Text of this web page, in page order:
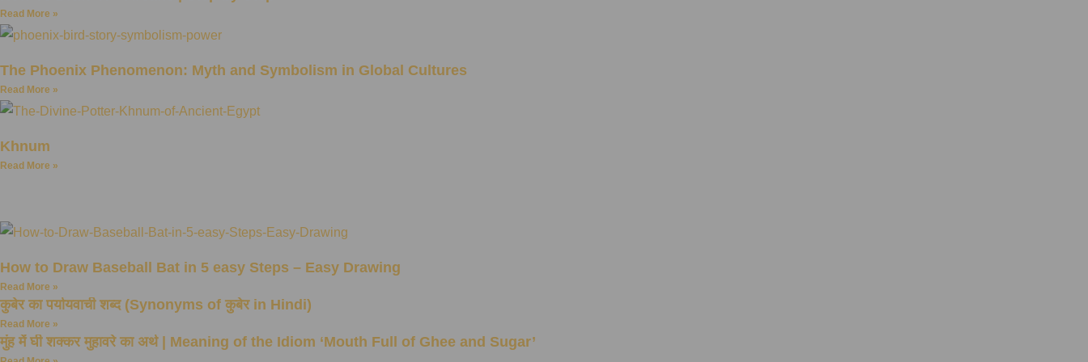
Read More »
The Phoenix Phenomenon: Myth and Symbolism in Global Cultures
Read More »
Khnum
Read More »
How to Draw Baseball Bat in 5 easy Steps – Easy Drawing
Read More »
कुबेर का पर्यायवाची शब्द (Synonyms of कुबेर in Hindi)
Read More »
मुंह में घी शक्कर मुहावरे का अर्थ | Meaning of the Idiom ‘Mouth Full of Ghee and Sugar’